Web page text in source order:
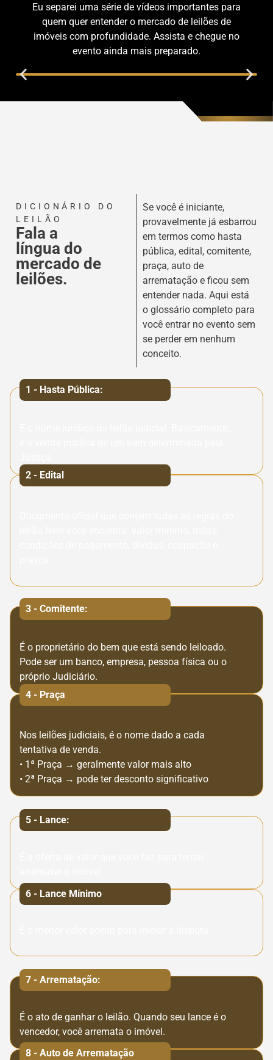
Eu separei uma série de vídeos importantes para
quem quer entender o mercado de leilões de
imóveis com profundidade. Assista e chegue no
evento ainda mais preparado.
DICIONÁRIO DO
LEILÃO
Fala a
língua do
mercado de
leilões.
Se você é iniciante,
provavelmente já esbarrou
em termos como hasta
pública, edital, comitente,
praça, auto de
arrematação e ficou sem
entender nada. Aqui está
o glossário completo para
você entrar no evento sem
se perder em nenhum
conceito.
1 - Hasta Pública:
2 - Edital
3 - Comitente:
É o proprietário do bem que está sendo leiloado.
Pode ser um banco, empresa, pessoa física ou o
próprio Judiciário.
4 - Praça
Nos leilões judiciais, é o nome dado a cada
tentativa de venda.
•⁠ ⁠1ª Praça → geralmente valor mais alto
•⁠ ⁠2ª Praça → pode ter desconto significativo
5 - Lance:
6 - Lance Mínimo
7 - Arrematação:
É o ato de ganhar o leilão. Quando seu lance é o
vencedor, você arremata o imóvel.
8 - Auto de Arrematação